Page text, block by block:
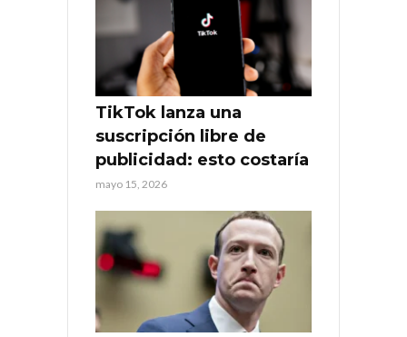
TikTok lanza una
suscripción libre de
publicidad: esto costaría
mayo 15, 2026